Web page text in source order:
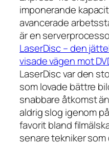
imponerande
avancerade
är en
LaserDisc – den
visade vägen mot
LaserDisc var den
som lovade bättre
snabbare åtkomst
aldrig slog igenom
favorit bland
senare tekniker som